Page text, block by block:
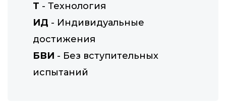
Т - Технология
ИД - Индивидуальные
достижения
БВИ - Без вступительных
испытаний